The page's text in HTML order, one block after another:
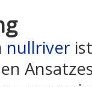
nullriver